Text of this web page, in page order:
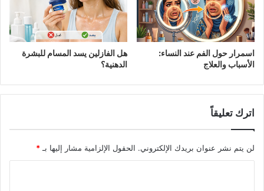
اسمرار حول الفم عند النساء:
الأسباب والعلاج
هل الفازلين يسد المسام للبشرة
الدهنية؟
اترك تعليقاً
لن يتم نشر عنوان بريدك الإلكتروني. الحقول الإلزامية مشار إليها بـ*